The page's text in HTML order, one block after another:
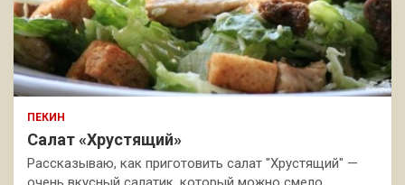
ПЕКИН
Салат «Хрустящий»
Рассказываю, как приготовить салат "Хрустящий" —